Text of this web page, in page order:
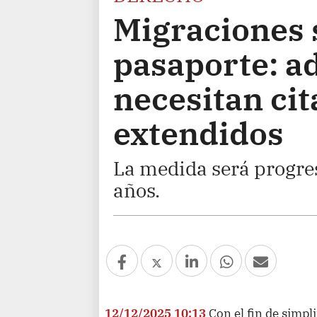
pasaporte:
necesitan
extendidos
La medida será
años.
12/12/2025 10:13Con el fin de